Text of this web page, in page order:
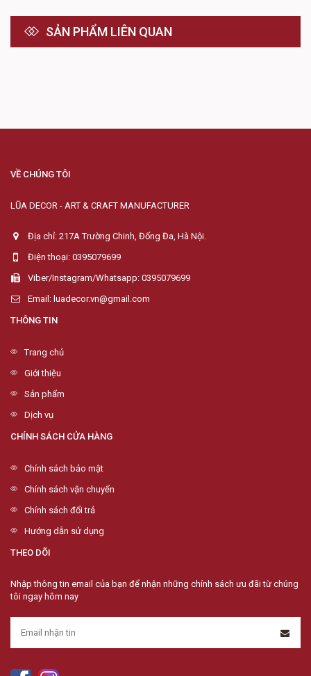
SẢN PHẨM LIÊN QUAN
VỀ CHÚNG TÔI
LŨA DECOR - ART & CRAFT MANUFACTURER
Địa chỉ: 217A Trường Chinh, Đống Đa, Hà Nội.
Điện thoại: 0395079699
Viber/Instagram/Whatsapp: 0395079699
Email: luadecor.vn@gmail.com
THÔNG TIN
Trang chủ
Giới thiệu
Sản phẩm
Dịch vụ
CHÍNH SÁCH CỬA HÀNG
Chính sách bảo mật
Chính sách vận chuyển
Chính sách đổi trả
Hướng dẫn sử dụng
THEO DÕI
Nhập thông tin email của bạn để nhận những chính sách ưu đãi từ chúng
tôi ngay hôm nay